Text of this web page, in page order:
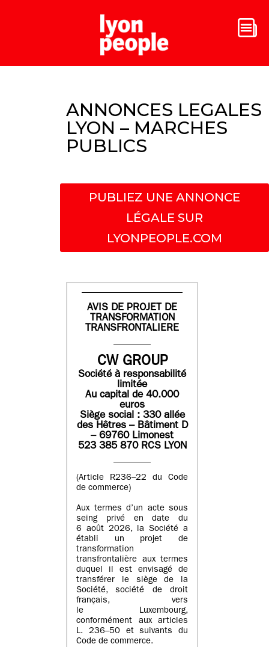
ANNONCES LEGALES
LYON – MARCHES
PUBLICS
PUBLIEZ UNE ANNONCE
LÉGALE SUR
LYONPEOPLE.COM
AVIS DE PROJET DE
TRANSFORMATION
TRANSFRONTALIERE
CW GROUP
Société à responsabilité
limitée
Au capital de 40.000
euros
Siège social : 330 allée
des Hêtres – Bâtiment D
– 69760 Limonest
523 385 870 RCS LYON
(Article R236–22 du Code
de commerce)
Aux termes d’un acte sous
seing privé en date du
6 août 2026, la Société a
établi un projet de
transformation
transfrontalière aux termes
duquel il est envisagé de
transférer le siège de la
Société, société de droit
français, vers
le Luxembourg,
conformément aux articles
L. 236–50 et suivants du
Code de commerce.